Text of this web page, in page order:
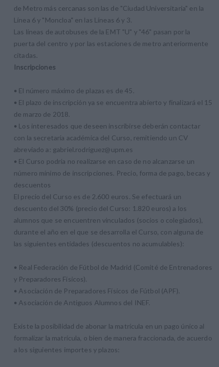
de Metro más cercanas son las de "Ciudad Universitaria" en la
Línea 6 y "Moncloa" en las Líneas 6 y 3.
Las líneas de autobuses de la EMT "U" y "46" pasan por la
puerta del centro y por las estaciones de metro anteriormente
citadas.
Inscripciones
• El número máximo de plazas es de 45.
• El plazo de inscripción ya se encuentra abierto y finalizará el 15
de marzo de 2018.
• Los interesados que deseen inscribirse deberán contactar
con la secretaría académica del Curso, remitiendo un CV
abreviado a: gabriel.rodriguez@upm.es
• El Curso podría no realizarse en caso de no alcanzarse un
número mínimo de inscripciones. Precio, forma de pago, becas y
descuentos
El precio del Curso es de 2.600 euros. Se efectuará un
descuento del 30% (precio del Curso: 1.820 euros) a los
alumnos que se encuentren vinculados (socios o colegiados),
durante el año en el que se desarrolla el Curso, con alguna de
las siguientes entidades (descuentos no acumulables):
• Real Federación de Fútbol de Madrid (Comité de Entrenadores
y Preparadores Físicos).
• Asociación de Preparadores Físicos de Fútbol (APF).
• Asociación de Antiguos Alumnos del INEF.
Existe la posibilidad de abonar la matrícula en un pago único al
formalizar la matrícula, o bien de manera fraccionada, de acuerdo
a los siguientes importes y plazos: